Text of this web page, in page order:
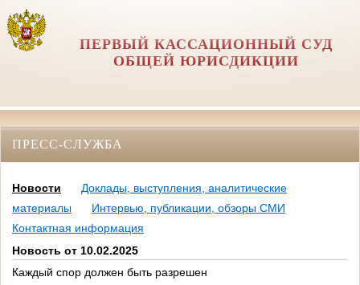
ПЕРВЫЙ КАССАЦИОННЫЙ СУД
ОБЩЕЙ ЮРИСДИКЦИИ
ПРЕСС-СЛУЖБА
Новости
Доклады, выступления, аналитические
материалы
Интервью, публикации, обзоры СМИ
Контактная информация
Новость от 10.02.2025
Каждый спор должен быть разрешен